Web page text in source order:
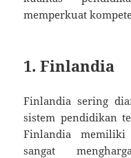
memperkuat
1. Finlandia
Finlandia sering
sistem pendidikan
Finlandia
sangat